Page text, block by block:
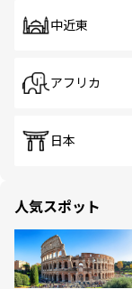
中近東
アフリカ
日本
人気スポット